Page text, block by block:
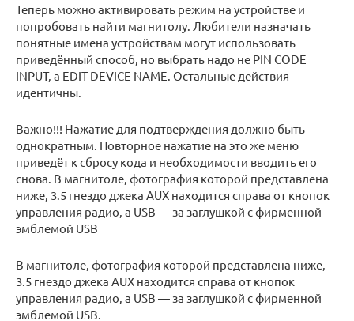
Теперь можно активировать режим на устройстве и
попробовать найти магнитолу. Любители назначать
понятные имена устройствам могут использовать
приведённый способ, но выбрать надо не PIN CODE
INPUT, а EDIT DEVICE NAME. Остальные действия
идентичны.
Важно!!! Нажатие для подтверждения должно быть
однократным. Повторное нажатие на это же меню
приведёт к сбросу кода и необходимости вводить его
снова. В магнитоле, фотография которой представлена
ниже, 3.5 гнездо джека AUX находится справа от кнопок
управления радио, а USB — за заглушкой с фирменной
эмблемой USB
В магнитоле, фотография которой представлена ниже,
3.5 гнездо джека AUX находится справа от кнопок
управления радио, а USB — за заглушкой с фирменной
эмблемой USB.